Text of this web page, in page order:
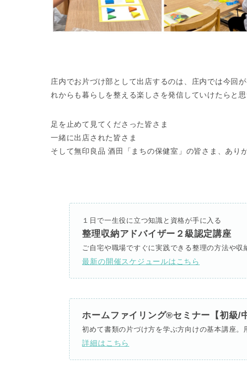
庄内でお片づけ部として出店するのは、庄内では今回
れからも暮らしを整える楽しさを発信していけたらと思
足を止めて見てくださった皆さま
一緒に出店された皆さま
そして無印良品 酒田「まちの保健室」の皆さま、あり
１日で一生役に立つ知識と資格が手に入る
整理収納アドバイザー２級認定講座
ご自宅や職場ですぐに実践できる整理の方法や収
最新の開催スケジュールはこちら
ホームファイリング®セミナー【初級/
初めて書類の片づけ方を学ぶ方向けの基本講座。
詳細はこちら